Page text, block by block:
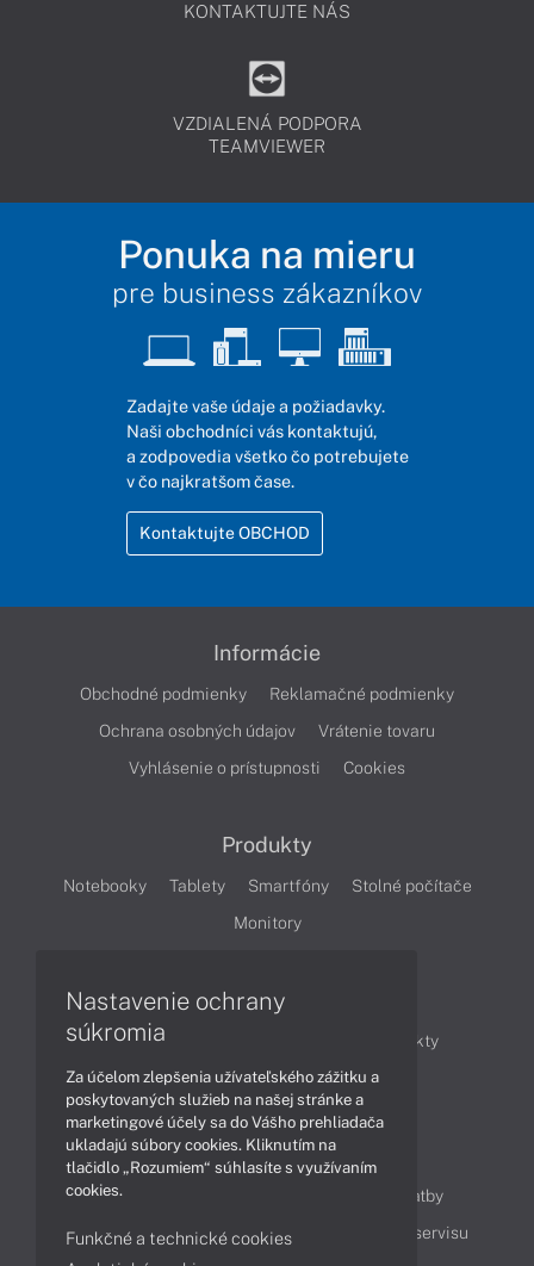
KONTAKTUJTE NÁS
VZDIALENÁ PODPORA
TEAMVIEWER
Ponuka na mieru
pre business zákazníkov
Zadajte vaše údaje a požiadavky.
Naši obchodníci vás kontaktujú,
a zodpovedia všetko čo potrebujete
v čo najkratšom čase.
Kontaktujte OBCHOD
Informácie
Obchodné podmienky
Reklamačné podmienky
Ochrana osobných údajov
Vrátenie tovaru
Vyhlásenie o prístupnosti
Cookies
Produkty
Notebooky Tablety Smartfóny
Stolné počítače
Monitory
Články
Obchodné informácie
Produkty
Technológie
Videá
Obsah
Ako nakupovať
Možnosti doručenia a platby
Podpora a servis
Servisné služby Cenník servisu
Nastavenie ochrany
súkromia
Za účelom zlepšenia užívateľského zážitku a
poskytovaných služieb na našej stránke a
marketingové účely sa do Vášho prehliadača
ukladajú súbory cookies. Kliknutím na
tlačidlo „Rozumiem“ súhlasíte s využívaním
cookies.
Funkčné a technické cookies